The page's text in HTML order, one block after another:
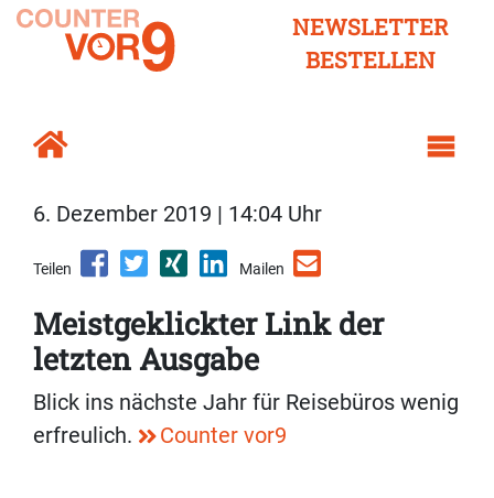
NEWSLETTER
BESTELLEN
6. Dezember 2019 | 14:04 Uhr
Teilen Mailen
Meistgeklickter Link der
letzten Ausgabe
Blick ins nächste Jahr für Reisebüros wenig
erfreulich.
Counter vor9